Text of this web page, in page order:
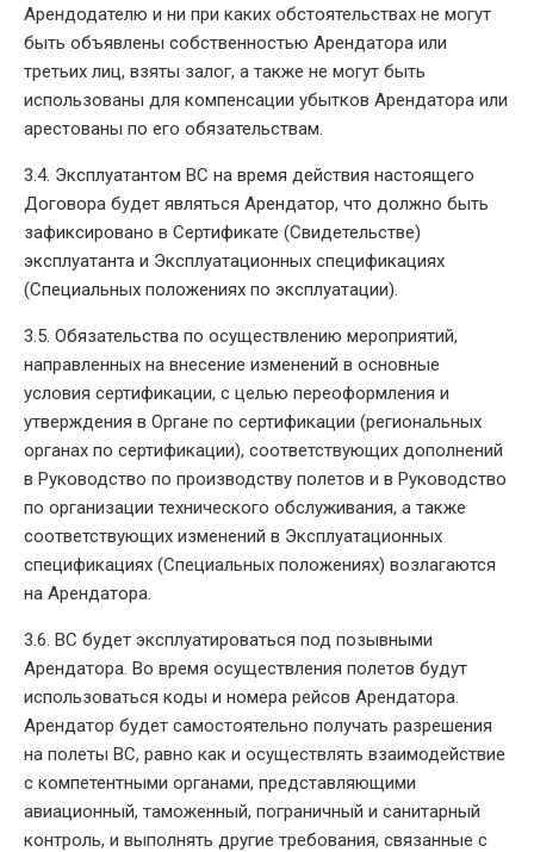
Арендодателю и ни при каких обстоятельствах не могут
быть объявлены собственностью Арендатора или
третьих лиц, взяты залог, а также не могут быть
использованы для компенсации убытков Арендатора или
арестованы по его обязательствам.
3.4. Эксплуатантом ВС на время действия настоящего
Договора будет являться Арендатор, что должно быть
зафиксировано в Сертификате (Свидетельстве)
эксплуатанта и Эксплуатационных спецификациях
(Специальных положениях по эксплуатации).
3.5. Обязательства по осуществлению мероприятий,
направленных на внесение изменений в основные
условия сертификации, с целью переоформления и
утверждения в Органе по сертификации (региональных
органах по сертификации), соответствующих дополнений
в Руководство по производству полетов и в Руководство
по организации технического обслуживания, а также
соответствующих изменений в Эксплуатационных
спецификациях (Специальных положениях) возлагаются
на Арендатора.
3.6. ВС будет эксплуатироваться под позывными
Арендатора. Во время осуществления полетов будут
использоваться коды и номера рейсов Арендатора.
Арендатор будет самостоятельно получать разрешения
на полеты ВС, равно как и осуществлять взаимодействие
с компетентными органами, представляющими
авиационный, таможенный, пограничный и санитарный
контроль, и выполнять другие требования, связанные с